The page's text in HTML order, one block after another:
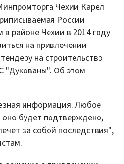
Чехии Карел
России
в районе Чехии в 2014 году
на привлечении
на строительство
"Дукованы". Об этом
информация. Любое
будет подтверждено,
за собой последствия",